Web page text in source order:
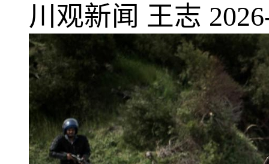
川观新闻 王志